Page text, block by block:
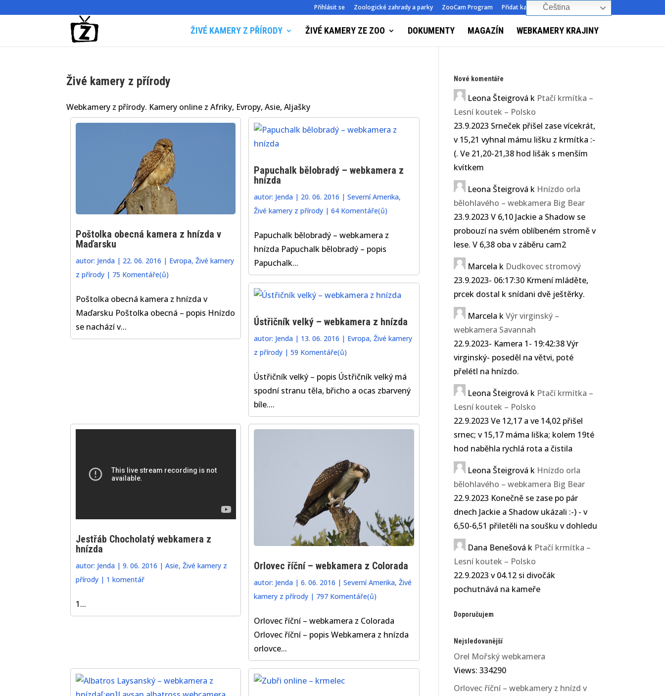
Přihlásit se Zoologické zahrady a parky ZooCam Program Přidat kameru O nás
ŽIVÉ KAMERY Z PŘÍRODY ŽIVÉ KAMERY ZE ZOO DOKUMENTY MAGAZÍN WEBKAMERY KRAJINY
Živé kamery z přírody
Webkamery z přírody. Kamery online z Afriky, Evropy, Asie, Aljašky
Poštolka obecná kamera z hnízda v
Maďarsku
autor: Jenda| 22. 06. 2016 | Evropa, Živé kamery
z přírody| 75 Komentáře(ů)
Poštolka obecná kamera z hnízda v
Maďarsku Poštolka obecná – popis Hnízdo
se nachází v...
Papuchalk bělobradý – webkamera z
hnízda
autor: Jenda| 20. 06. 2016 | Severní Amerika,
Živé kamery z přírody| 64 Komentáře(ů)
Papuchalk bělobradý – webkamera z
hnízda Papuchalk bělobradý – popis
Papuchalk...
Ústřičník velký – webkamera z hnízda
autor: Jenda| 13. 06. 2016 | Evropa, Živé kamery
z přírody| 59 Komentáře(ů)
Ústřičník velký – popis Ústřičník velký má
spodní stranu těla, břicho a ocas zbarvený
bíle....
Jestřáb Chocholatý webkamera z
hnízda
autor: Jenda| 9. 06. 2016 | Asie, Živé kamery z
přírody| 1 komentář
1...
Orlovec říční – webkamera z Colorada
autor: Jenda| 6. 06. 2016 | Severní Amerika, Živé
kamery z přírody| 797 Komentáře(ů)
Orlovec říční – webkamera z Colorada
Orlovec říční – popis Webkamera z hnízda
orlovce...
Nové komentáře
Leona Šteigrová k Ptačí krmítka –
Lesní koutek – Polsko
23.9.2023 Srneček přišel zase vícekrát,
v 15,21 vyhnal mámu lišku z krmítka :-
(. Ve 21,20-21,38 hod lišák s menším
kvítkem
Leona Šteigrová k Hnízdo orla
bělohlavého – webkamera Big Bear
23.9.2023 V 6,10 Jackie a Shadow se
probouzí na svém oblíbeném stromě v
lese. V 6,38 oba v záběru cam2
Marcela k Dudkovec stromový
23.9.2023- 06:17:30 Krmení mláděte,
prcek dostal k snídani dvě ještěrky.
Marcela kVýr virginský –
webkamera Savannah
22.9.2023- Kamera 1- 19:42:38 Výr
virginský- poseděl na větvi, poté
přelétl na hnízdo.
Leona Šteigrová k Ptačí krmítka –
Lesní koutek – Polsko
22.9.2023 Ve 12,17 a ve 14,02 přišel
srnec; v 15,17 máma liška; kolem 19té
hod naběhla rychlá rota a čistila
Leona Šteigrová k Hnízdo orla
bělohlavého – webkamera Big Bear
22.9.2023 Konečně se zase po pár
dnech Jackie a Shadow ukázali :-) - v
6,50-6,51 přiletěli na soušku v dohledu
Dana Benešová k Ptačí krmítka –
Lesní koutek – Polsko
22.9.2023 v 04.12 si divočák
pochutnává na kameře
Doporučujem
Nejsledovanější
Orel Mořský webkamera
Views: 334290
Orlovec říční – webkamery z hnízd v
Čeština‎